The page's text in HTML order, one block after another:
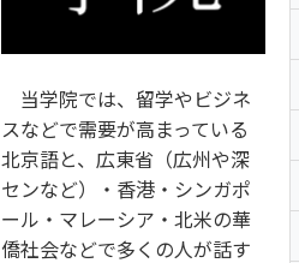
当学院では、留学やビジネ
スなどで需要が高まっている
北京語と、広東省（広州や深
センなど）・香港・シンガポ
ール・マレーシア・北米の華
僑社会などで多くの人が話す